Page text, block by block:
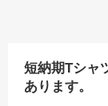
短納期Tシャ
あります。